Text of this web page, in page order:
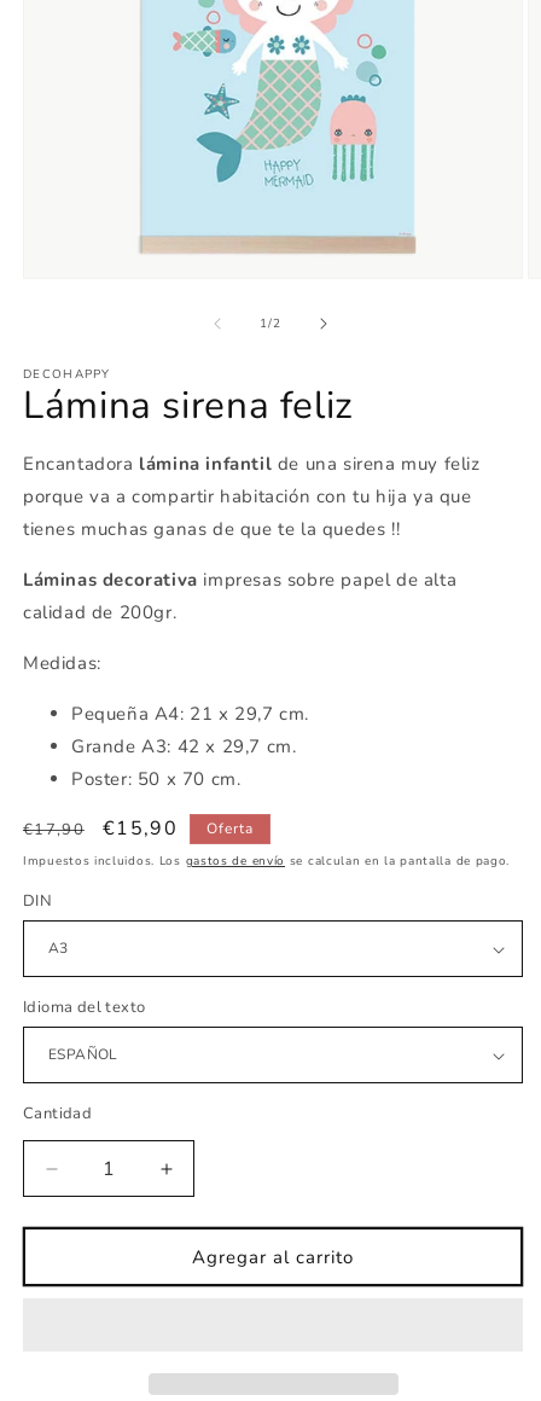
una
ventana
modal
1/de2
DECOHAPPY
Lámina sirena feliz
Encantadora lámina infantil de una sirena muy feliz
porque va a compartir habitación con tu hija ya que
tienes muchas ganas de que te la quedes !!
Láminas decorativa impresas sobre papel de alta
calidad de 200gr.
Medidas:
Pequeña A4: 21 x 29,7 cm.
Grande A3: 42 x 29,7 cm.
Poster: 50 x 70 cm.
Precio
habitual
€17,90
Precio
de
€15,90 Oferta
Impuestos incluidos. Los gastos de envío se calculan en la pantalla de pago.
DIN
Idioma del texto
Cantidad
Reducir
cantidad
para
sirena
Aumentar
cantidad
para
Lámina
sirena
Agregar al carrito